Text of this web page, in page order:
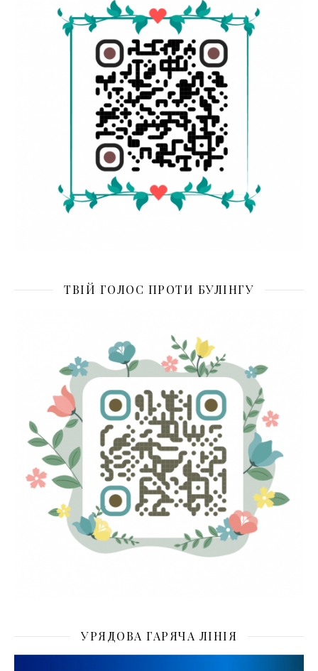
ТВІЙ ГОЛОС ПРОТИ БУЛІНГУ
УРЯДОВА ГАРЯЧА ЛІНІЯ